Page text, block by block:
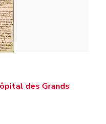
des Grands